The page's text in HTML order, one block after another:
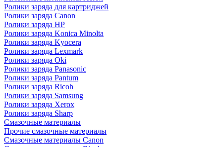
Ролики заряда для картриджей
Ролики заряда Canon
Ролики заряда HP
Ролики заряда Konica Minolta
Ролики заряда Kyocera
Ролики заряда Lexmark
Ролики заряда Oki
Ролики заряда Panasonic
Ролики заряда Pantum
Ролики заряда Ricoh
Ролики заряда Samsung
Ролики заряда Xerox
Ролики заряда Sharp
Смазочные материалы
Прочие смазочные материалы
Смазочные материалы Canon